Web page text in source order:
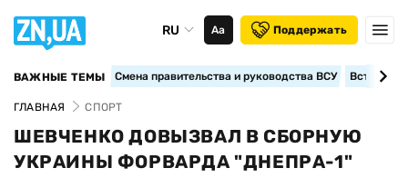
RU Аа Поддержать
ВАЖНЫЕ ТЕМЫ Смена правительства и руководства ВСУ
ГЛАВНАЯ СПОРТ
ШЕВЧЕНКО ДОВЫЗВАЛ В СБОРНУЮ
УКРАИНЫ ФОРВАРДА "ДНЕПРА-1"